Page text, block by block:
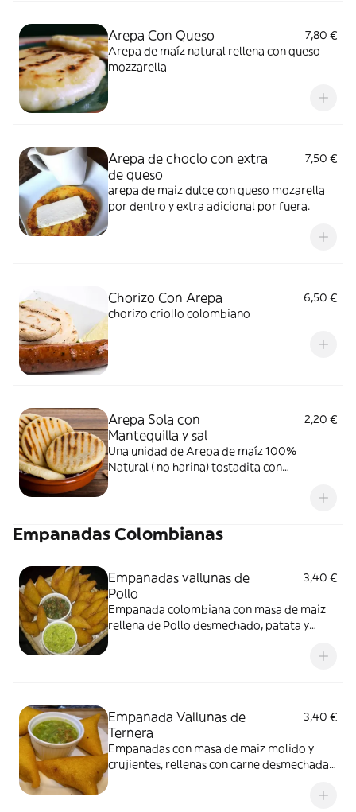
Arepa Con Queso
7,80 €
Arepa de maíz natural rellena con queso
mozzarella
Arepa de choclo con extra
de queso
7,50 €
arepa de maiz dulce con queso mozarella
por dentro y extra adicional por fuera.
Chorizo Con Arepa
6,50 €
chorizo criollo colombiano
Arepa Sola con
Mantequilla y sal
2,20 €
Una unidad de Arepa de maíz 100%
Natural ( no harina) tostadita con
Empanadas Colombianas
Empanadas vallunas de
Pollo
3,40 €
Empanada colombiana con masa de maiz
rellena de Pollo desmechado, patata y
Empanada Vallunas de
Ternera
3,40 €
Empanadas con masa de maiz molido y
crujientes, rellenas con carne desmechada,